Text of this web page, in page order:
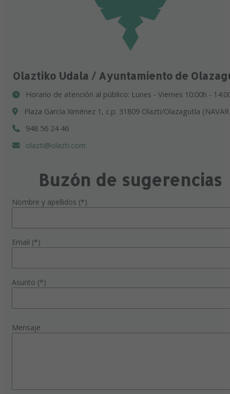
Olaztiko Udala / Ayuntamiento de
Horario de atención al público: Lunes - Viernes 10:00h -
Plaza García Ximénez 1, c.p. 31809 Olazti/Olazagutía
948 56 24 46
olazti@olazti.com
Buzón de sugerencias
Nombre y apellidos (*)
Email (*)
Asunto (*)
Mensaje